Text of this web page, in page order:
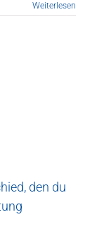
Weiterlesen
den du